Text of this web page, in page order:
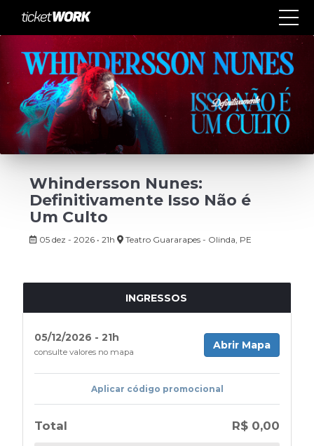
Whindersson Nunes:
Definitivamente Isso Não é
Um Culto
05 dez - 2026 • 21h Teatro Guararapes - Olinda, PE
INGRESSOS
05/12/2026 - 21h
consulte valores no mapa
Abrir Mapa
Aplicar código promocional
Total R$ 0,00